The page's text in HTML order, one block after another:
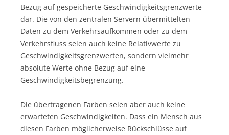
Bezug auf gespeicherte Geschwindigkeitsgrenzwerte
dar. Die von den zentralen Servern übermittelten
Daten zu dem Verkehrsaufkommen oder zu dem
Verkehrsfluss seien auch keine Relativwerte zu
Geschwindigkeitsgrenzwerten, sondern vielmehr
absolute Werte ohne Bezug auf eine
Geschwindigkeitsbegrenzung.
Die übertragenen Farben seien aber auch keine
erwarteten Geschwindigkeiten. Dass ein Mensch aus
diesen Farben möglicherweise Rückschlüsse auf